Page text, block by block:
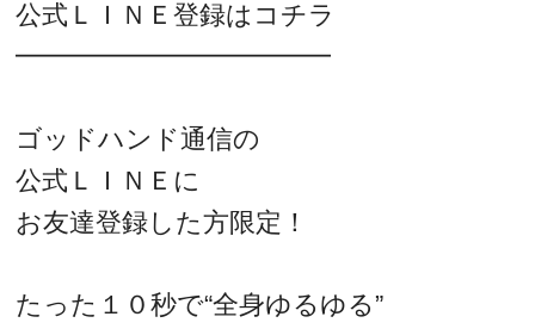
公式ＬＩＮＥ登録はコチラ
━━━━━━━━━━━━
ゴッドハンド通信の
公式ＬＩＮＥに
お友達登録した方限定！
たった１０秒で“全身ゆるゆる”